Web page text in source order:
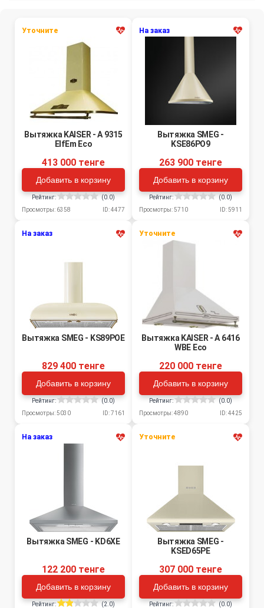
Уточните
Вытяжка KAISER - A 9315
ElfEm Eco
413 000 тенге
Добавить в корзину
Рейтинг:
(0.0)
Просмотры: 6358
ID: 4477
На заказ
Вытяжка SMEG -
KSE86PO9
263 900 тенге
Добавить в корзину
Рейтинг:
(0.0)
Просмотры: 5710
ID: 5911
На заказ
Вытяжка SMEG - KS89POE
829 400 тенге
Добавить в корзину
Рейтинг:
(0.0)
Просмотры: 5030
ID: 7161
Уточните
Вытяжка KAISER - A 6416
WBE Eco
220 000 тенге
Добавить в корзину
Рейтинг:
(0.0)
Просмотры: 4890
ID: 4425
На заказ
Вытяжка SMEG - KD6XE
122 200 тенге
Добавить в корзину
Рейтинг:
(2.0)
Уточните
Вытяжка SMEG -
KSED65PE
307 000 тенге
Добавить в корзину
Рейтинг:
(0.0)